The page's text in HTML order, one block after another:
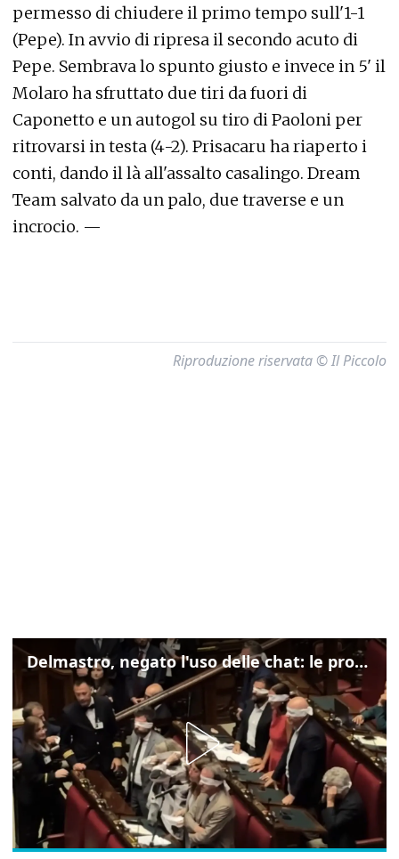
permesso di chiudere il primo tempo sull'1-1
(Pepe). In avvio di ripresa il secondo acuto di
Pepe. Sembrava lo spunto giusto e invece in 5' il
Molaro ha sfruttato due tiri da fuori di
Caponetto e un autogol su tiro di Paoloni per
ritrovarsi in testa (4-2). Prisacaru ha riaperto i
conti, dando il là all'assalto casalingo. Dream
Team salvato da un palo, due traverse e un
incrocio. —
Riproduzione riservata © Il Piccolo
Delmastro, negato l'uso delle chat: le proteste di Avs e M5s